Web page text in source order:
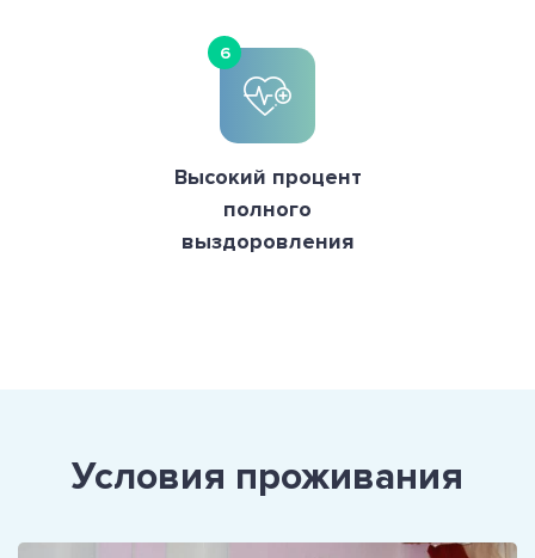
6
Высокий процент
полного
выздоровления
Условия проживания